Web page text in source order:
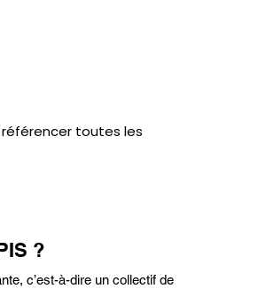
référencer toutes les
?​
c’est-à-dire un collectif de